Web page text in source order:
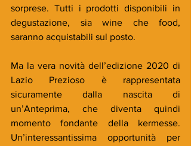
sorprese. Tutti i prodotti disponibili in
degustazione, sia wine che food,
saranno acquistabili sul posto.
Ma la vera novità dell’edizione 2020 di
Lazio Prezioso è rappresentata
sicuramente dalla nascita di
un’Anteprima, che diventa quindi
momento fondante della kermesse.
Un’interessantissima opportunità per